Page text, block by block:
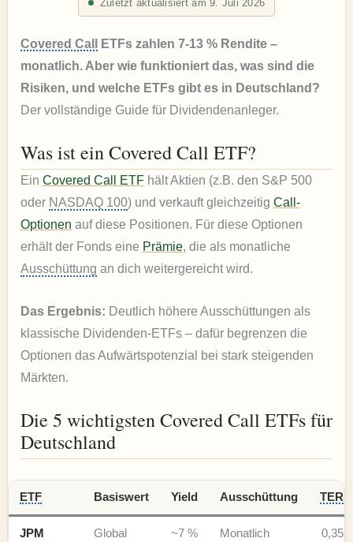
Zuletzt aktualisiert am 9. Juli 2026
Covered Call
ETFs zahlen 7-13 % Rendite –
monatlich. Aber wie funktioniert das, was sind die
Risiken, und welche ETFs gibt es in Deutschland?
Der vollständige Guide für Dividendenanleger.
Was ist ein Covered Call ETF?
Ein Covered Call ETFhält Aktien (z.B. den S&P 500
oder NASDAQ 100) und verkauft gleichzeitig Call-
Optionen auf diese Positionen. Für diese Optionen
erhält der Fonds eine Prämie, die als monatliche
Ausschüttung an dich weitergereicht wird.
Das Ergebnis: Deutlich höhere Ausschüttungen als
klassische Dividenden-ETFs – dafür begrenzen die
Optionen das Aufwärtspotenzial bei stark steigenden
Märkten.
Die 5 wichtigsten Covered Call ETFs für
Deutschland
ETF Basiswert Yield Ausschüttung TER
JPM
Global
~7 % Monatlich
0,35